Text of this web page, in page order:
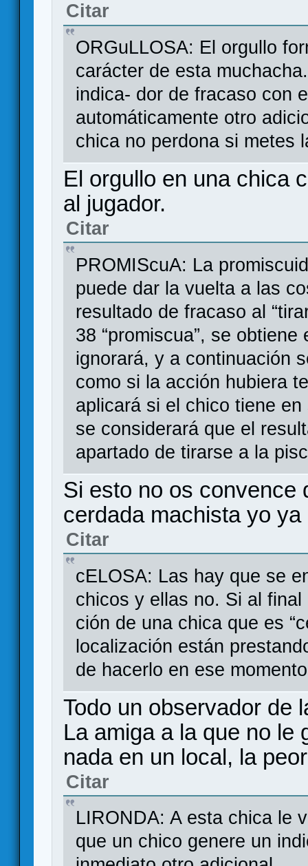
Citar
ORGuLLOSA: El orgullo
carácter de esta
indica- dor de fracaso con
automáticamente otro
chica no perdona si metes
El orgullo en una chica
al jugador.
Citar
PROMIScuA: La
puede dar la vuelta a las
resultado de fracaso al
38 “promiscua”, se
ignorará, y a continuación
como si la acción hubiera
aplicará si el chico tiene en
se considerará que el
apartado de tirarse a la
Si esto no os convence
cerdada machista yo ya
Citar
cELOSA: Las hay que se
chicos y ellas no. Si al
ción de una chica que es
localización están
de hacerlo en ese
Todo un observador de
La amiga a la que no le
nada en un local, la
Citar
LIRONDA: A esta chica le
que un chico genere un